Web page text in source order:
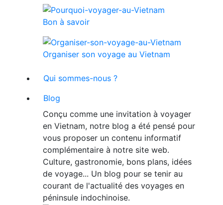
Bon à savoir
Organiser son voyage au Vietnam
Qui sommes-nous ?
Blog
Conçu comme une invitation à voyager
en Vietnam, notre blog a été pensé pour
vous proposer un contenu informatif
complémentaire à notre site web.
Culture, gastronomie, bons plans, idées
de voyage... Un blog pour se tenir au
courant de l'actualité des voyages en
péninsule indochinoise.